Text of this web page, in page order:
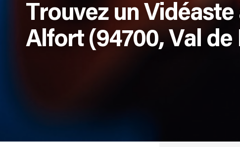
Trouvez un
Alfort (94700, Val de